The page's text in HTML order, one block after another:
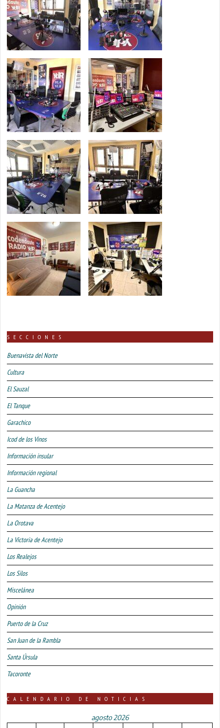
SECCIONES
Buenavista del Norte
Cultura
El Sauzal
El Tanque
Garachico
Icod de los Vinos
Información insular
Información regional
La Guancha
La Matanza de Acentejo
La Orotava
La Victoria de Acentejo
Los Realejos
Los Silos
Miscelánea
Opinión
Puerto de la Cruz
San Juan de la Rambla
Santa Úrsula
Tacoronte
CALENDARIO DE NOTICIAS
agosto 2026